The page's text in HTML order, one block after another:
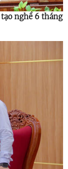
nghề 6 tháng